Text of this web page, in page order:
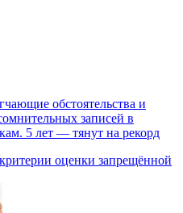
обстоятельства и
записей в
5 лет — тянут на рекорд
оценки запрещённой